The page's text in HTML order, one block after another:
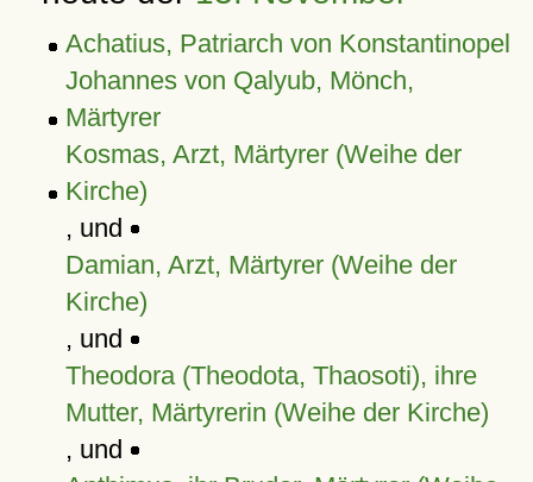
Achatius, Patriarch von Konstantinopel
Johannes von Qalyub, Mönch,
Märtyrer
Kosmas, Arzt, Märtyrer (Weihe der
Kirche)
, und
Damian, Arzt, Märtyrer (Weihe der
Kirche)
, und
Theodora (Theodota, Thaosoti), ihre
Mutter, Märtyrerin (Weihe der Kirche)
, und